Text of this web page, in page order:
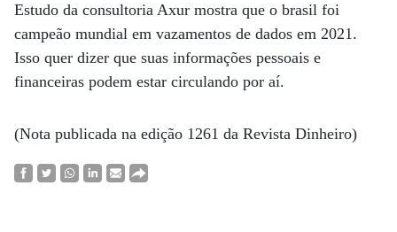
Estudo da consultoria Axur mostra que o brasil foi
campeão mundial em vazamentos de dados em 2021.
Isso quer dizer que suas informações pessoais e
financeiras podem estar circulando por aí.
(Nota publicada na edição 1261 da Revista Dinheiro)